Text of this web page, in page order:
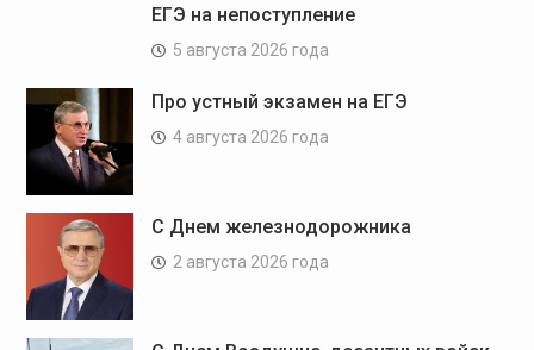
ЕГЭ на непоступление
5 августа 2026 года
Про устный экзамен на ЕГЭ
4 августа 2026 года
С Днем железнодорожника
2 августа 2026 года